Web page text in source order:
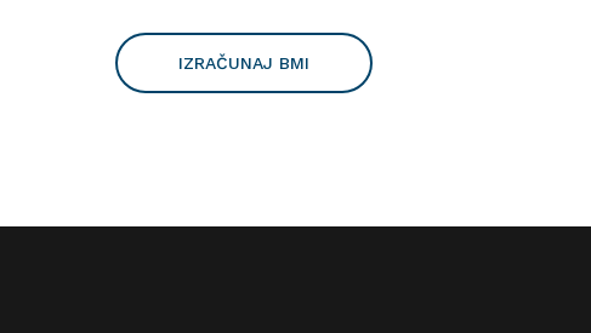
IZRAČUNAJ BMI